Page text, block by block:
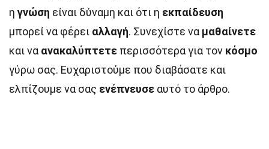
η γνώση είναι δύναμη και ότι η εκπαίδευση
μπορεί να φέρει αλλαγή. Συνεχίστε να μαθαίνετε
και να ανακαλύπτετε περισσότερα για τον κόσμο
γύρω σας. Ευχαριστούμε που διαβάσατε και
ελπίζουμε να σας ενέπνευσε αυτό το άρθρο.